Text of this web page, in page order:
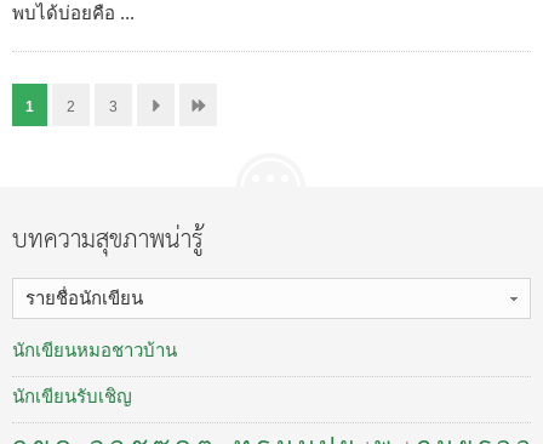
พบได้บ่อยคือ ...
1 2 3
บทความสุขภาพน่ารู้
รายชื่อนักเขียน
นักเขียนหมอชาวบ้าน
นักเขียนรับเชิญ